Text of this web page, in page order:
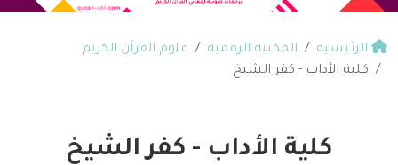
الرئيسية المكتبة الرقمية
علوم القرآن الكريم
كلية الأداب - كفر الشيخ
كلية الأداب - كفر الشيخ